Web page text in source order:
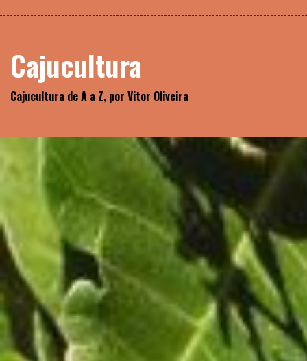
to
Cajucultura
Cajucultura de A a Z, por Vitor Oliveira